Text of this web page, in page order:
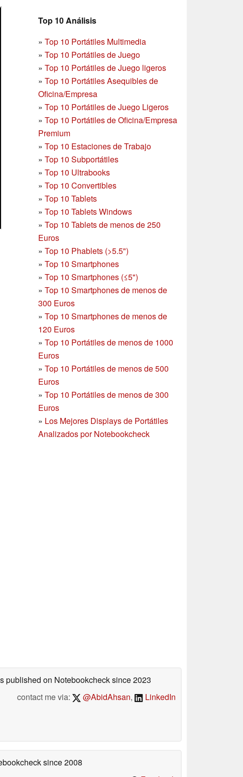
Top 10 Análisis
» Top 10 Portátiles Multimedia
» Top 10 Portátiles de Juego
» Top 10 Portátiles de Juego ligeros
» Top 10 Portátiles Asequibles de
Oficina/Empresa
» Top 10 Portátiles de Juego Ligeros
» Top 10 Portátiles de Oficina/Empresa
Premium
» Top 10 Estaciones de Trabajo
» Top 10 Subportátiles
» Top 10 Ultrabooks
» Top 10 Convertibles
» Top 10 Tablets
» Top 10 Tablets Windows
» Top 10 Tablets de menos de 250
Euros
» Top 10 Phablets (>5.5")
» Top 10 Smartphones
» Top 10 Smartphones (≤5")
» Top 10 Smartphones de menos de
300 Euros
» Top 10 Smartphonesde menos de
120 Euros
» Top 10 Portátiles de menos de 1000
Euros
» Top 10 Portátiles de menos de 500
Euros
» Top 10 Portátiles de menos de 300
Euros
» Los Mejores Displays de Portátiles
Analizados por Notebookcheck
published on Notebookchecksince 2023
contact me via:
@AbidAhsan, LinkedIn
since 2008